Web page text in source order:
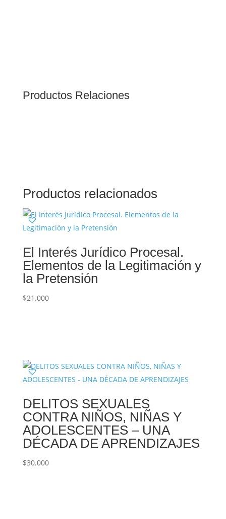
Productos Relaciones
Productos relacionados
El Interés Jurídico Procesal.
Elementos de la Legitimación y
la Pretensión
$21.000
DELITOS SEXUALES
CONTRA NIÑOS, NIÑAS Y
ADOLESCENTES – UNA
DÉCADA DE APRENDIZAJES
$30.000